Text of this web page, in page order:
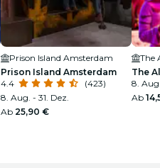
Prison Island Amsterdam
Prison Island Amsterdam
4.4
(423)
8. Aug. - 31. Dez.
Ab 25,90 €
The
The
8.
Ab